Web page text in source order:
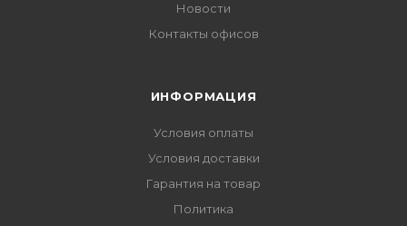
Новости
Контакты офисов
ИНФОРМАЦИЯ
Условия оплаты
Условия доставки
Гарантия на товар
Политика